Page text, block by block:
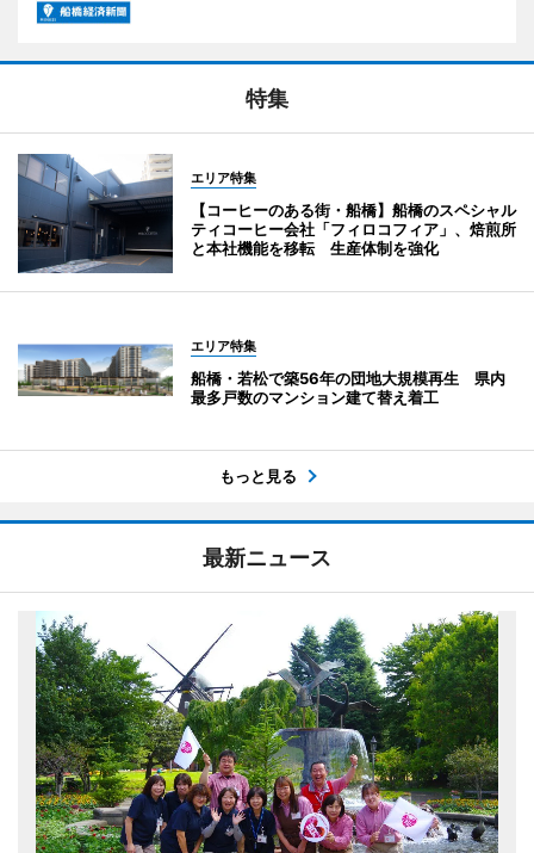
特集
エリア特集
【コーヒーのある街・船橋】船橋のスペシャル
ティコーヒー会社「フィロコフィア」、焙煎所
と本社機能を移転 生産体制を強化
エリア特集
船橋・若松で築56年の団地大規模再生 県内
最多戸数のマンション建て替え着工
もっと見る
最新ニュース